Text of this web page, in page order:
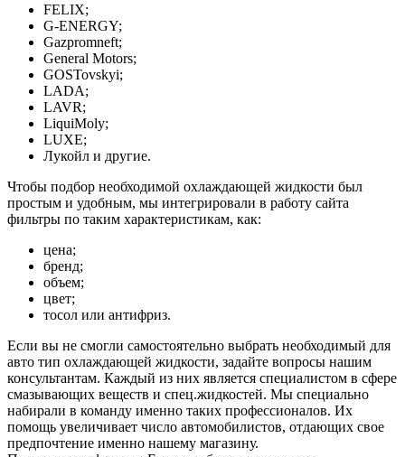
FELIX;
G-ENERGY;
Gazpromneft;
General Motors;
GOSTovskyi;
LADA;
LAVR;
LiquiMoly;
LUXE;
Лукойл и другие.
Чтобы подбор необходимой охлаждающей жидкости был
простым и удобным, мы интегрировали в работу сайта
фильтры по таким характеристикам, как:
цена;
бренд;
объем;
цвет;
тосол или антифриз.
Если вы не смогли самостоятельно выбрать необходимый для
авто тип охлаждающей жидкости, задайте вопросы нашим
консультантам. Каждый из них является специалистом в сфере
смазывающих веществ и спец.жидкостей. Мы специально
набирали в команду именно таких профессионалов. Их
помощь увеличивает число автомобилистов, отдающих свое
предпочтение именно нашему магазину.